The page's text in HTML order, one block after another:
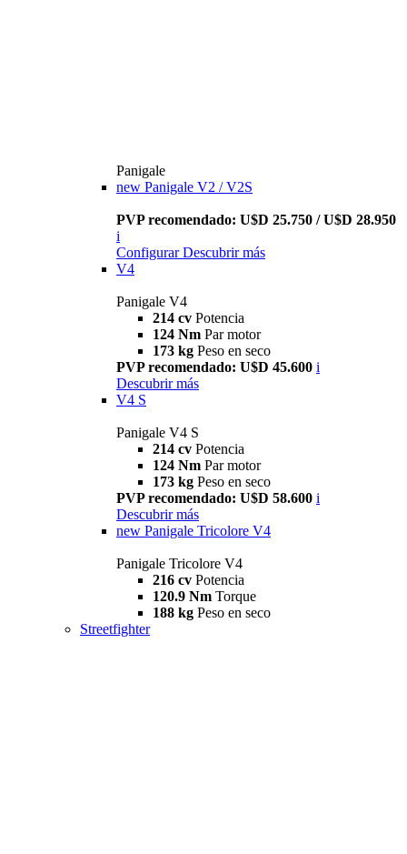
Panigale
new Panigale V2 / V2S
PVP recomendado: U$D 25.750 / U$D 28.950
i
Configurar Descubrir más
V4
Panigale V4
214 cv Potencia
124 Nm Par motor
173 kg Peso en seco
PVP recomendado: U$D 45.600 i
Descubrir más
V4 S
Panigale V4 S
214 cv Potencia
124 Nm Par motor
173 kg Peso en seco
PVP recomendado: U$D 58.600 i
Descubrir más
new Panigale Tricolore V4
Panigale Tricolore V4
216 cv Potencia
120.9 Nm Torque
188 kg Peso en seco
Streetfighter